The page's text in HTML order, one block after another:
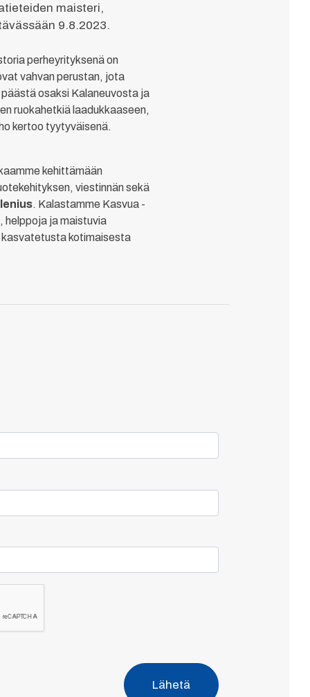
maisteri,
9.8.2023.
perheyrityksenä on
vahvan perustan, jota
osaksi Kalaneuvosta ja
ruokahetkiä laadukkaaseen,
kertoo tyytyväisenä.
kehittämään
viestinnän sekä
. Kalastamme Kasvua -
helppoja ja maistuvia
kasvatetusta kotimaisesta
Lähetä